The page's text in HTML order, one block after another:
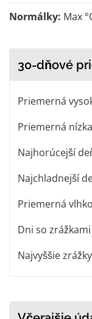
Normálky: Max
30-dňové
Priemerná
Priemerná nízka
Najhorúcejší
Najchladnejší
Priemerná
Dni so zrážkami
Najvyššie zrážky